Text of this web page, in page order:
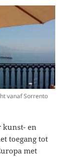
vanaf Sorrento
kunst- en
toegang tot
met